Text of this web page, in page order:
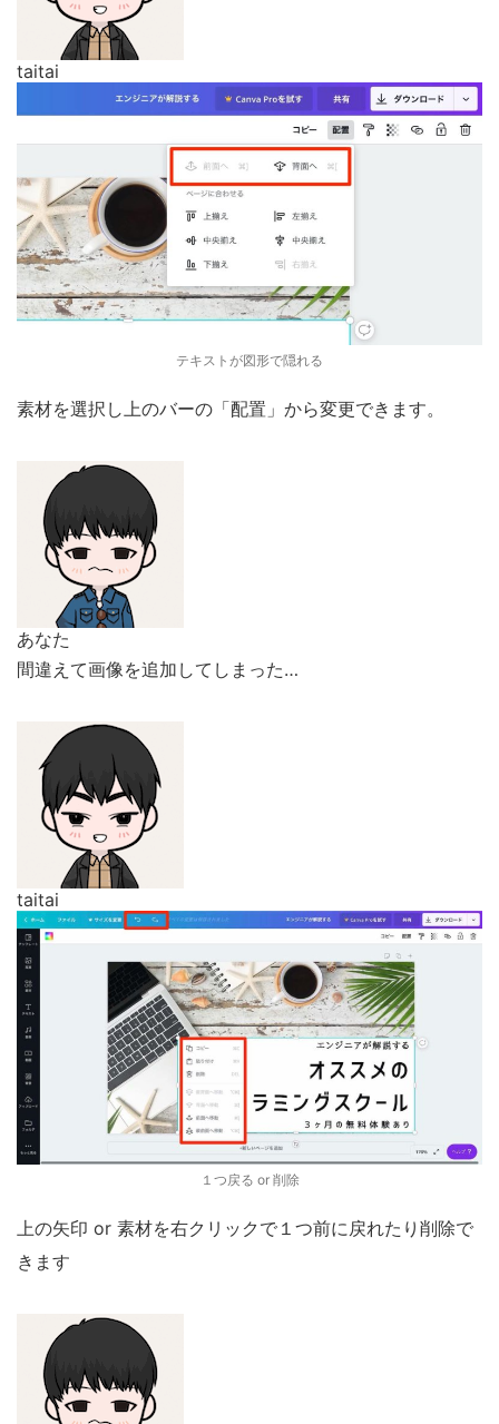
taitai
テキストが図形で隠れる
素材を選択し上のバーの「配置」から変更できます。
あなた
間違えて画像を追加してしまった…
taitai
１つ戻る or 削除
上の矢印 or 素材を右クリックで１つ前に戻れたり削除で
きます